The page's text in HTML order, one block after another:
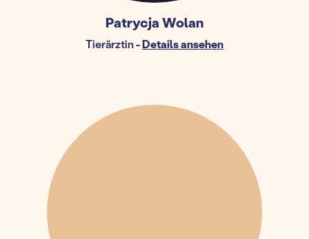
Patrycja Wolan
Tierärztin-Details ansehen